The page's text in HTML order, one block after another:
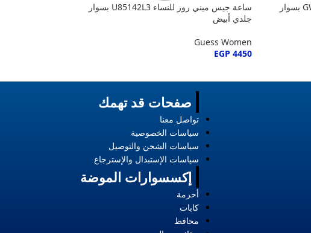
ساعة جيس شوجر للنساء GW0001L2 بسوار
ساعة جيس ميني روز للنساء U85142L3 بسوار
جلدي أبيض
Guess Women
EGP 4450
صفحات قد تهمك
تواصل معنا
سياسات الخصوصية
سياسات الشحن والتوصيل
سياسات الإستبدال والإسترجاع
إكسسوارات الموضة
أحزمة
كابات
محافظ